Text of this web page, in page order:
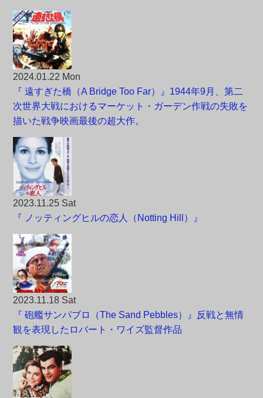
2024.01.22 Mon
『 遠すぎた橋（A Bridge Too Far）』1944年9月、第二
次世界大戦におけるマーケット・ガーデン作戦の失敗を
描いた戦争映画最後の超大作。
2023.11.25 Sat
『 ノッティングヒルの恋人（Notting Hill）』
2023.11.18 Sat
『 砲艦サンパブロ（The Sand Pebbles）』反戦と無情
観を表現したロバート・ワイズ監督作品